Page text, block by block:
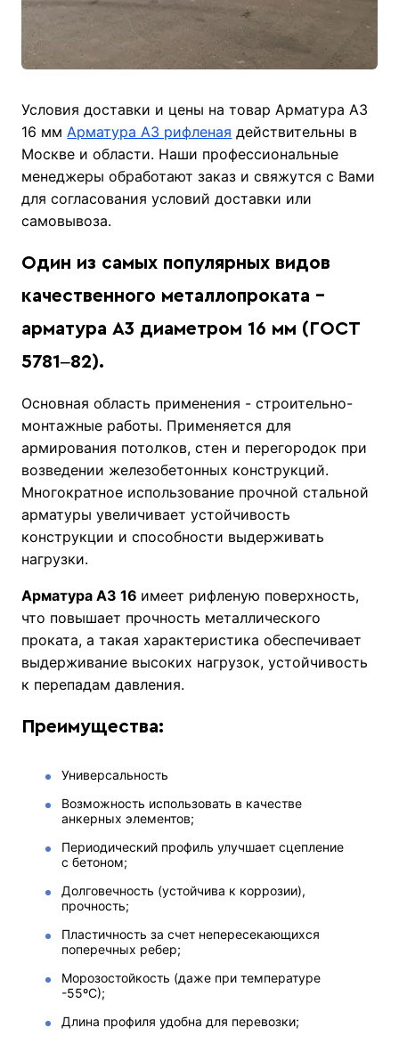
Условия доставки и цены на товар Арматура А3
16 мм Арматура А3 рифленая действительны в
Москве и области. Наши профессиональные
менеджеры обработают заказ и свяжутся с Вами
для согласования условий доставки или
самовывоза.
Один из самых популярных видов
качественного металлопроката -
арматура А3 диаметром 16 мм (ГОСТ
5781‒82).
Основная область применения - строительно-
монтажные работы. Применяется для
армирования потолков, стен и перегородок при
возведении железобетонных конструкций.
Многократное использование прочной стальной
арматуры увеличивает устойчивость
конструкции и способности выдерживать
нагрузки.
Арматура А3 16 имеет рифленую поверхность,
что повышает прочность металлического
проката, а такая характеристика обеспечивает
выдерживание высоких нагрузок, устойчивость
к перепадам давления.
Преимущества:
Универсальность
Возможность использовать в качестве
анкерных элементов;
Периодический профиль улучшает сцепление
с бетоном;
Долговечность (устойчива к коррозии),
прочность;
Пластичность за счет непересекающихся
поперечных ребер;
Морозостойкость (даже при температуре
-55ºС);
Длина профиля удобна для перевозки;